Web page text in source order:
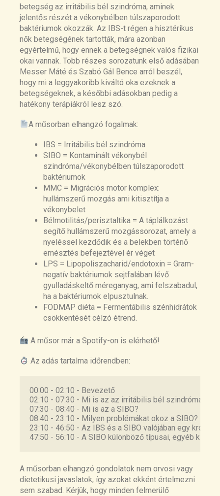
Small Intestinal Bacterial Overgrowth and
Irritable Bowel Syndrome – An Update
https://pubmed.ncbi.nlm.nih.gov/32754068/
Prevalence, Risk Factors, and Outcomes of
Irritable Bowel Syndrome After Infectious
Enteritis: A Systematic Review and Meta-
analysis
https://pubmed.ncbi.nlm.nih.gov/28069350/
Irritable Bowel Syndrome:on the pathway
https://academic.oup.com/femspd/article/80/1/f
tac003/6521441
A new rat model links two contemporary
theories in irritable bowel syndrome
https://pubmed.ncbi.nlm.nih.gov/17934822/
Lower frequency of MMC is found in IBS subjects
with abnormal lactulose breath test, suggesting
bacterial overgrowth
https://pubmed.ncbi.nlm.nih.gov/12498278/
Immunization with cytolethal distending toxin B
produces autoantibodies to vinculin and small
bowel bacterial changes in a rat model of
postinfectious irritable bowel syndrome
https://onlinelibrary.wiley.com/doi/abs/10.1111/n
betegség az irritábilis bél szindróma, aminek
jelentős részét a vékonybélben túlszaporodott
baktériumok okozzák. Az IBS-t régen a hisztérikus
nők betegségének tartották, mára azonban
egyértelmű, hogy ennek a betegségnek valós fizikai
okai vannak. Több részes sorozatunk első adásában
Messer Máté és Szabó Gál Bence arról beszél,
hogy mi a leggyakoribb kiváltó oka ezeknek a
betegségeknek, a későbbi adásokban pedig a
hatékony terápiákról lesz szó.
A műsorban elhangzó fogalmak:
IBS = Irritábilis bél szindróma
SIBO = Kontaminált vékonybél
szindróma/vékonybélben túlszaporodott
baktériumok
MMC = Migrációs motor komplex:
hullámszerű mozgás ami kitisztítja a
vékonybelet
Bélmotilitás/perisztaltika = A táplálkozást
segítő hullámszerű mozgássorozat, amely a
nyeléssel kezdődik és a belekben történő
emésztés befejeztével ér véget
LPS = Lipopoliszacharid/endotoxin = Gram-
negatív baktériumok sejtfalában lévő
gyulladáskeltő méreganyag, ami felszabadul,
ha a baktériumok elpusztulnak.
FODMAP diéta = Fermentábilis szénhidrátok
csökkentését célzó étrend.
A műsor már a Spotify-on is elérhető!
Az adás tartalma időrendben:
00:00 - 02:10 - Bevezető
02:10 - 07:30 - Mi is az az irritábilis bél szindróma?
07:30 - 08:40 - Mi is az a SIBO?
08:40 - 23:10 - Milyen problémákat okoz a SIBO?
23:10 - 46:50 - Az IBS és a SIBO valójában egy
47:50 - 56:10 - A SIBO különböző típusai, egyéb
A műsorban elhangzó gondolatok nem orvosi vagy
dietetikusi javaslatok, így azokat ekként értelmezni
sem szabad. Kérjük, hogy minden felmerülő